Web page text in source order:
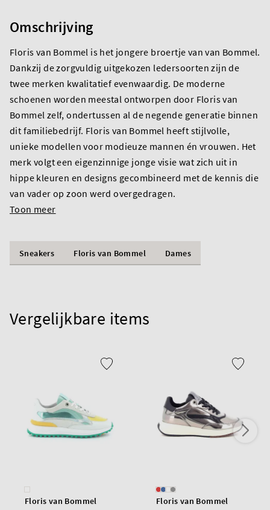
Omschrijving
Floris van Bommel is het jongere broertje van van Bommel.
Dankzij de zorgvuldig uitgekozen ledersoorten zijn de
twee merken kwalitatief evenwaardig. De moderne
schoenen worden meestal ontworpen door Floris van
Bommel zelf, ondertussen al de negende generatie binnen
dit familiebedrijf. Floris van Bommel heeft stijlvolle,
unieke modellen voor modieuze mannen én vrouwen. Het
merk volgt een eigenzinnige jonge visie wat zich uit in
hippe kleuren en designs gecombineerd met de kennis die
van vader op zoon werd overgedragen.
Toon meer
Sneakers Floris van Bommel Dames
Vergelijkbare items
Floris van Bommel
Floris van Bommel